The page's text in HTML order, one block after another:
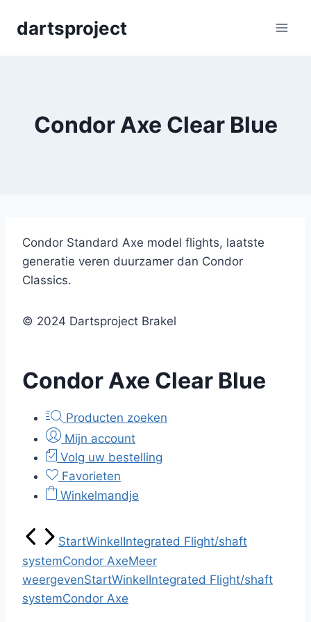
dartsproject
Condor Axe Clear Blue
Condor Standard Axe model flights, laatste
generatie veren duurzamer dan Condor
Classics.
© 2024 Dartsproject Brakel
Condor Axe Clear Blue
Producten zoeken
Mijn account
Volg uw bestelling
Favorieten
Winkelmandje
StartWinkelIntegrated Flight/shaft
systemCondor AxeMeer
weergevenStartWinkelIntegrated Flight/shaft
systemCondor Axe